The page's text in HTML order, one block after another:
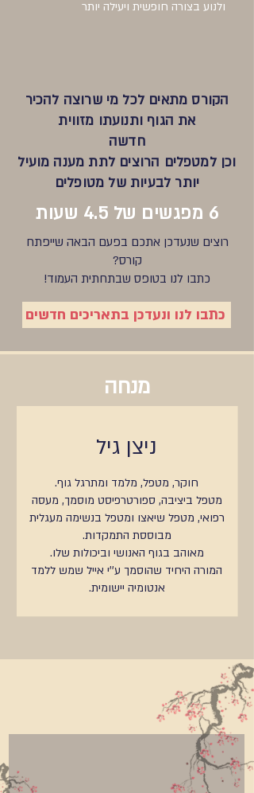
ולנוע בצורה חופשית ויעילה יותר
הקורס מתאים לכל מי שרוצה להכיר
את הגוף ותנועתו מזווית
חדשה
וכן למטפלים הרוצים לתת מענה מועיל
יותר לבעיות של מטופלים
6 מפגשים של 4.5 שעות
רוצים שנעדכן אתכם בפעם הבאה שייפתח
קורס?
כתבו לנו בטופס שבתחתית העמוד!
כתבו לנו ונעדכן בתאריכים חדשים
מנחה
ניצן גיל
חוקר, מטפל, מלמד ומתרגל גוף.
מטפל ביציבה, ספורטרפיסט מוסמך, מעסה
רפואי, מטפל שיאצו ומטפל בנשימה מעגלית
מבוססת התמקדות.
מאוהב בגוף האנושי וביכולות שלו.
המורה היחיד שהוסמך ע''י אייל שמש ללמד
אנטומיה יישומית.